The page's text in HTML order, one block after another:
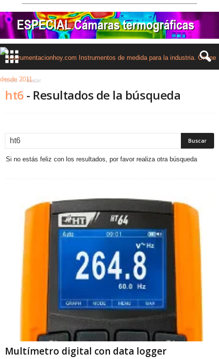
Inicio Buscar
ht6 - Resultados de la búsqueda
Si no estás feliz con los resultados, por favor realiza otra búsqueda
Multímetro digital con data logger